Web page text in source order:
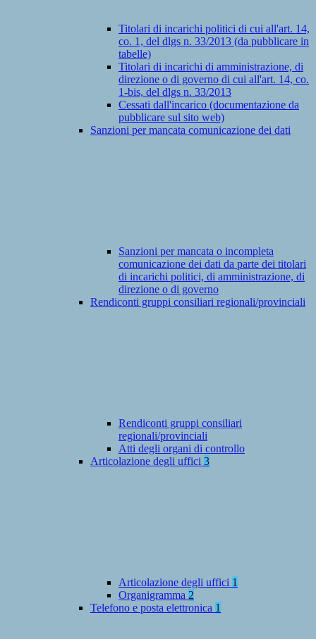
Titolari di incarichi politici di cui all'art. 14,
co. 1, del dlgs n. 33/2013 (da pubblicare in
tabelle)
Titolari di incarichi di amministrazione, di
direzione o di governo di cui all'art. 14, co.
1-bis, del dlgs n. 33/2013
Cessati dall'incarico (documentazione da
pubblicare sul sito web)
Sanzioni per mancata comunicazione dei dati
Sanzioni per mancata o incompleta
comunicazione dei dati da parte dei titolari
di incarichi politici, di amministrazione, di
direzione o di governo
Rendiconti gruppi consiliari regionali/provinciali
Rendiconti gruppi consiliari
regionali/provinciali
Atti degli organi di controllo
Articolazione degli uffici 3
Articolazione degli uffici 1
Organigramma 2
Telefono e posta elettronica 1